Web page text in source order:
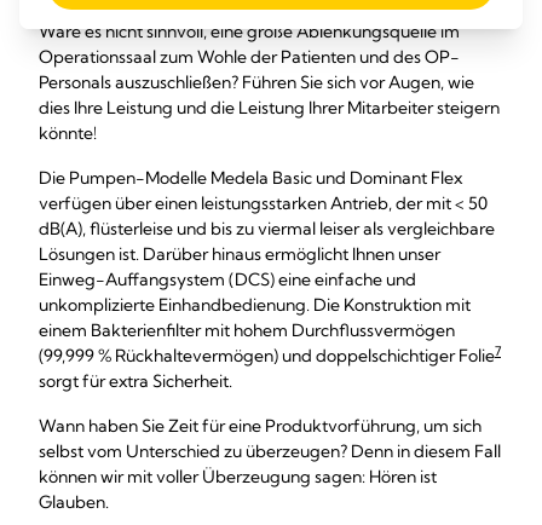
Wäre es nicht sinnvoll, eine große Ablenkungsquelle im
Operationssaal zum Wohle der Patienten und des OP-
Personals auszuschließen? Führen Sie sich vor Augen, wie
dies Ihre Leistung und die Leistung Ihrer Mitarbeiter steigern
könnte!
Die Pumpen-Modelle Medela Basic und Dominant Flex
verfügen über einen leistungsstarken Antrieb, der mit < 50
dB(A), flüsterleise und bis zu viermal leiser als vergleichbare
Lösungen ist. Darüber hinaus ermöglicht Ihnen unser
Einweg-Auffangsystem (DCS) eine einfache und
unkomplizierte Einhandbedienung. Die Konstruktion mit
einem Bakterienfilter mit hohem Durchflussvermögen
(99,999 % Rückhaltevermögen) und doppelschichtiger Folie7
sorgt für extra Sicherheit.
Wann haben Sie Zeit für eine Produktvorführung, um sich
selbst vom Unterschied zu überzeugen? Denn in diesem Fall
können wir mit voller Überzeugung sagen: Hören ist
Glauben.